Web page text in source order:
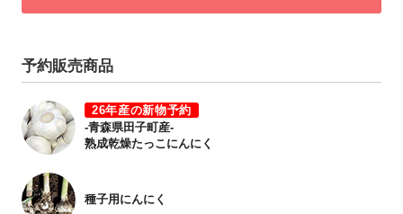
予約販売商品
26年産の新物予約
-青森県田子町産-
熟成乾燥たっこにんにく
種子用にんにく